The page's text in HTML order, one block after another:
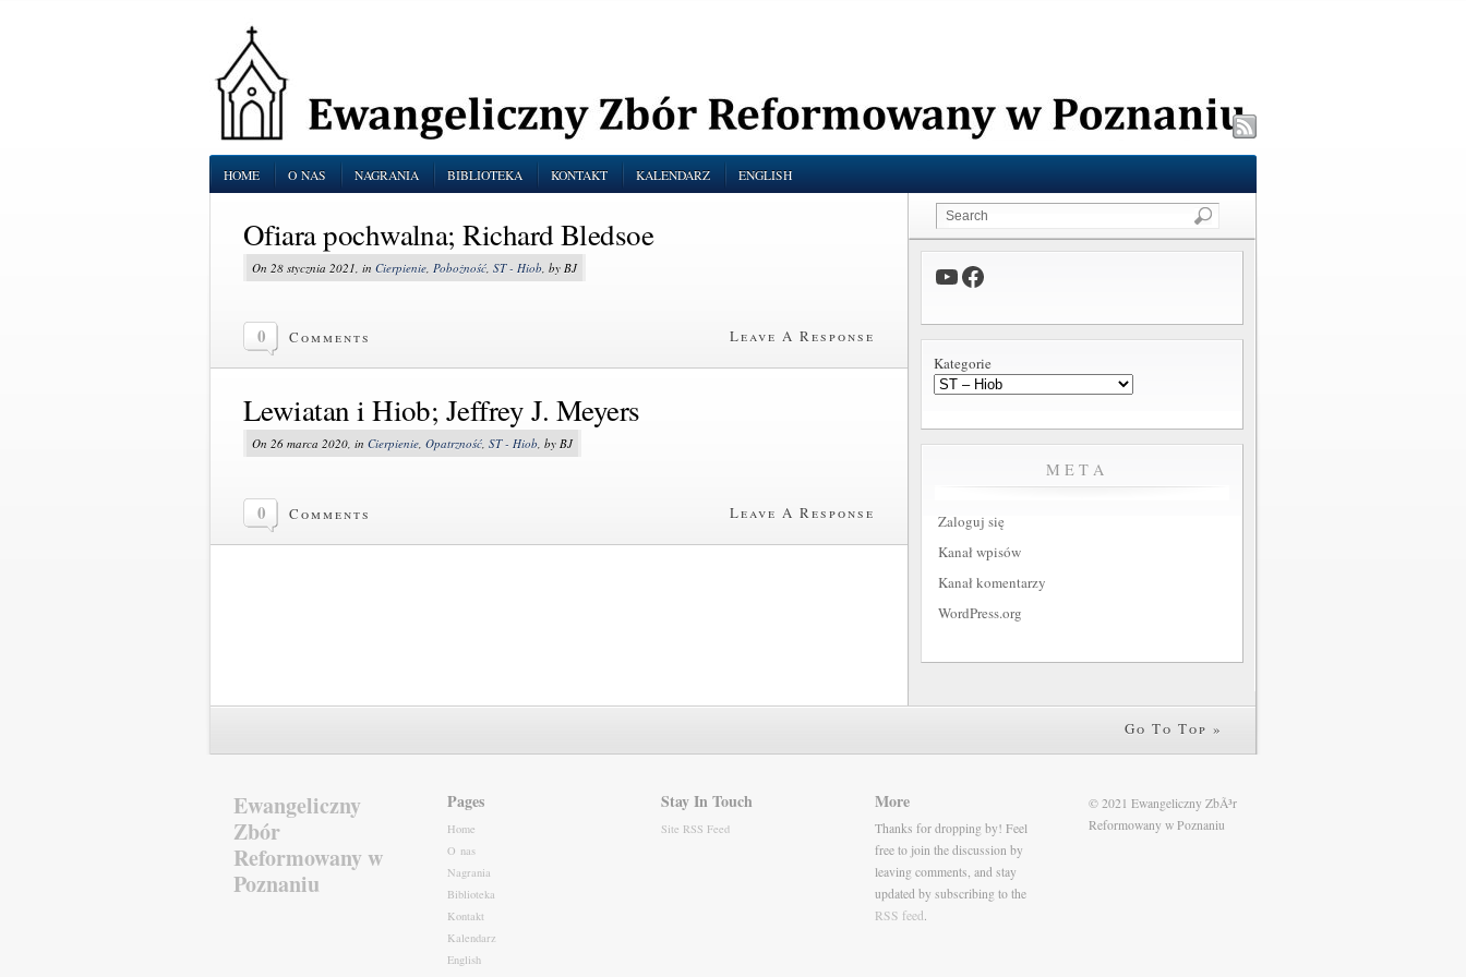
HOME O NAS NAGRANIA BIBLIOTEKA KONTAKT KALENDARZ ENGLISH
Ofiara pochwalna; Richard Bledsoe
On 28 stycznia 2021, in Cierpienie, Pobożność, ST - Hiob, by BJ
0 Comments Leave A Response
Lewiatan i Hiob; Jeffrey J. Meyers
On 26 marca 2020, in Cierpienie, Opatrzność, ST - Hiob, by BJ
0 Comments Leave A Response
Kategorie
META
Zaloguj się
Kanał wpisów
Kanał komentarzy
WordPress.org
Go To Top »
Ewangeliczny
Zbór
Reformowany w
Poznaniu
Pages
Home
O nas
Nagrania
Biblioteka
Kontakt
Kalendarz
English
Stay In Touch
Site RSS Feed
More
Thanks for dropping by! Feel
free to join the discussion by
leaving comments, and stay
updated by subscribing to the
RSS feed.
© 2021 Ewangeliczny ZbÃ³r
Reformowany w Poznaniu